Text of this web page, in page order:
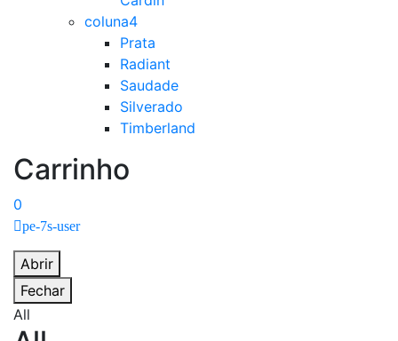
coluna4
Prata
Radiant
Saudade
Silverado
Timberland
Carrinho
0
pe-7s-user
Abrir
Fechar
All